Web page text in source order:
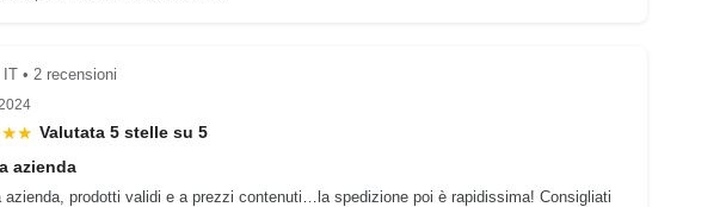
IT • 2 recensioni
Valutata 5 stelle su 5
azienda
azienda, prodotti validi e a prezzi contenuti…la spedizione poi è rapidissima! Consigliati